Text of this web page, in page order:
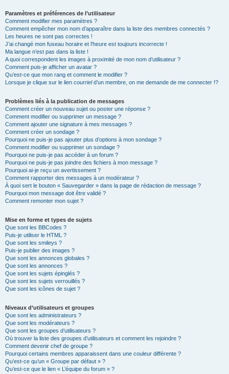
Paramètres et préférences de l’utilisateur
Comment modifier mes paramètres ?
Comment empêcher mon nom d’apparaître dans la liste des membres connectés ?
Les heures ne sont pas correctes !
J’ai changé mon fuseau horaire et l’heure est toujours incorrecte !
Ma langue n’est pas dans la liste !
A quoi correspondent les images à proximité de mon nom d’utilisateur ?
Comment puis-je afficher un avatar ?
Qu’est-ce que mon rang et comment le modifier ?
Lorsque je clique sur le lien courrield’un membre, on me demande de me connecter !?
Problèmes liés à la publication de messages
Comment créer un nouveau sujet ou poster une réponse ?
Comment modifier ou supprimer un message ?
Comment ajouter une signature à mes messages ?
Comment créer un sondage ?
Pourquoi ne puis-je pas ajouter plus d’options à mon sondage ?
Comment modifier ou supprimer un sondage ?
Pourquoi ne puis-je pas accéder à un forum ?
Pourquoi ne puis-je pas joindre des fichiers à mon message ?
Pourquoi ai-je reçu un avertissement ?
Comment rapporter des messages à un modérateur ?
À quoi sert le bouton « Sauvegarder » dans la page de rédaction de message ?
Pourquoi mon message doit être validé ?
Comment remonter mon sujet ?
Mise en forme et types de sujets
Que sont les BBCodes ?
Puis-je utiliser le HTML ?
Que sont les smileys ?
Puis-je publier des images ?
Que sont les annonces globales ?
Que sont les annonces ?
Que sont les sujets épinglés ?
Que sont les sujets verrouillés ?
Que sont les icônes de sujet ?
Niveaux d’utilisateurs et groupes
Que sont les administrateurs ?
Que sont les modérateurs ?
Que sont les groupes d’utilisateurs ?
Où trouver la liste des groupes d’utilisateurs et comment les rejoindre ?
Comment devenir chef de groupe ?
Pourquoi certains membres apparaissent dans une couleur différente ?
Qu’est-ce qu’un « Groupe par défaut » ?
Qu’est-ce que le lien « L’équipe du forum » ?